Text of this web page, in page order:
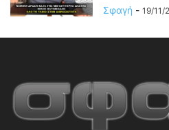
Σφαγή - 19/11/